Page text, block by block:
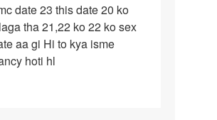
date 23 this date 20 ko
tha 21,22 ko 22 ko sex
aa gi Hi to kya isme
hoti hl